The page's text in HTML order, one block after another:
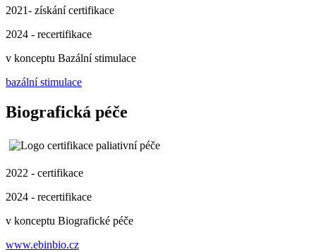
2021- získání certifikace
2024 - recertifikace
v konceptu Bazální stimulace
bazální stimulace
Biografická péče
2022 - certifikace
2024 - recertifikace
v konceptu Biografické péče
www.ebinbio.cz